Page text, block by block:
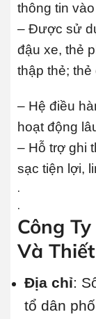
thông tin
– Được sử
đậu xe, thẻ
thập thẻ;
– Hệ điều
hoạt động
– Hỗ trợ ghi
sạc tiện lợi,
.
.
Công
Và
Địa chỉ:
tổ dân